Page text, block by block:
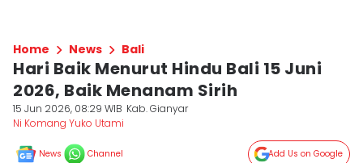
Home News Bali
Hari Baik Menurut Hindu Bali 15 Juni
2026, Baik Menanam Sirih
15 Jun 2026, 08:29 WIB Kab. Gianyar
Ni Komang Yuko Utami
News Channel Add Us on Google